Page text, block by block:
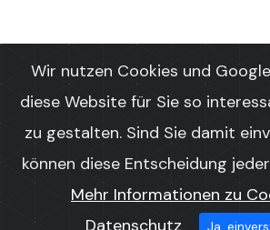
Wir nutzen Cookies und
diese Website für Sie so
zu gestalten. Sind Sie damit
können diese Entscheidung
Mehr Informationen zu
Datenschutz
Ja,